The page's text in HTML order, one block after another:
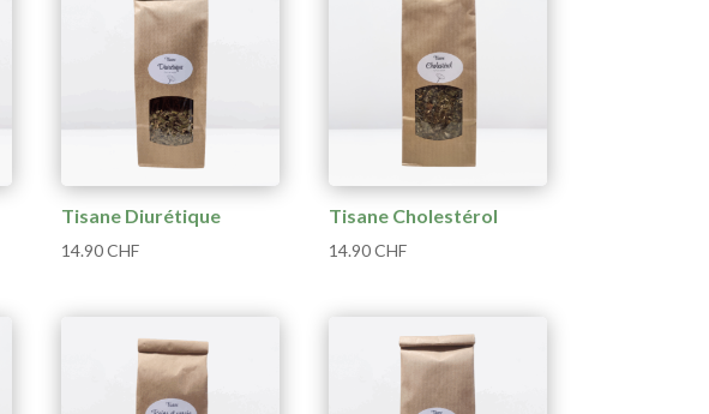
Tisane Diurétique
14.90CHF
Tisane Cholestérol
14.90CHF